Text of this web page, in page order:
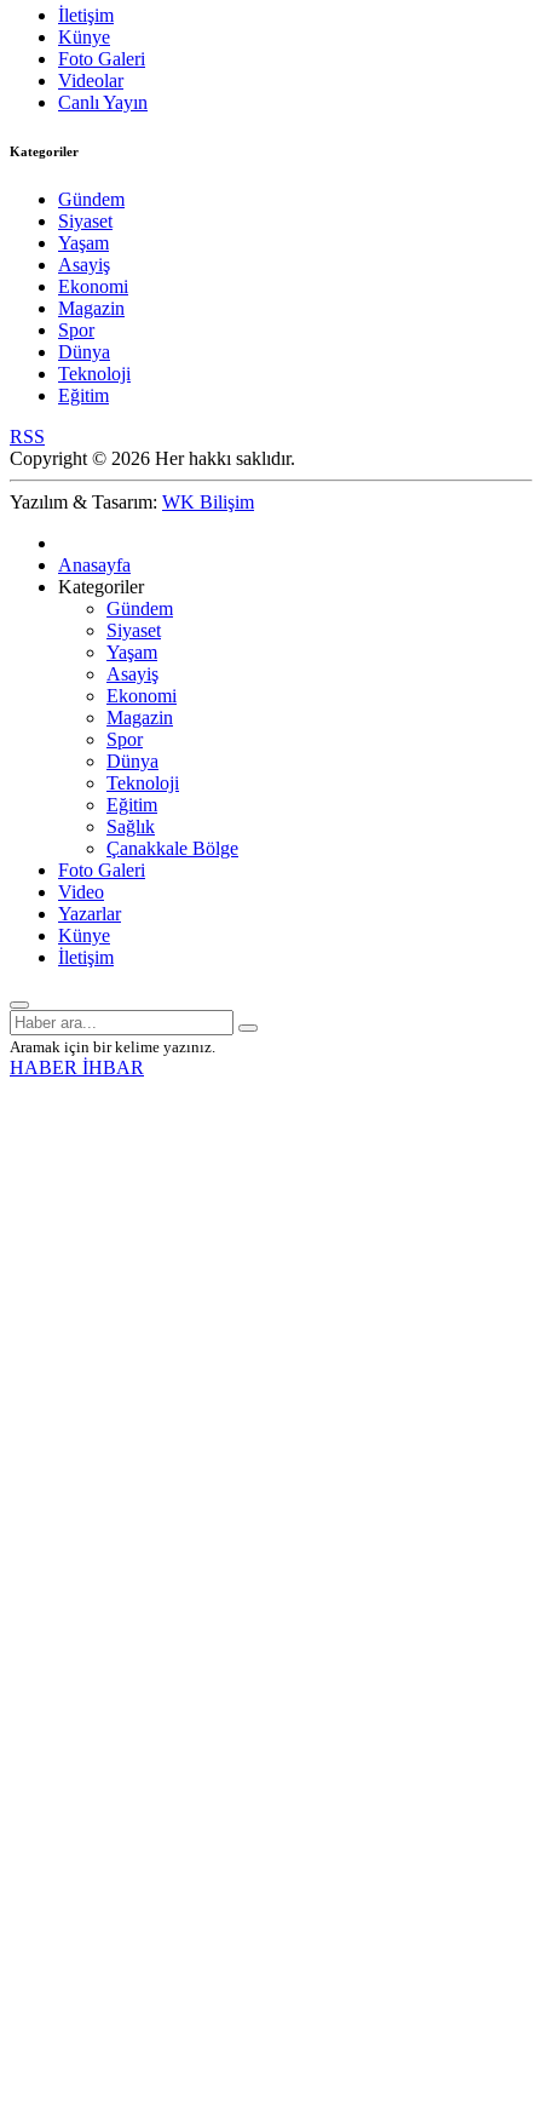
İletişim
Künye
Foto Galeri
Videolar
Canlı Yayın
Kategoriler
Gündem
Siyaset
Yaşam
Asayiş
Ekonomi
Magazin
Spor
Dünya
Teknoloji
Eğitim
RSS
Copyright © 2026 Her hakkı saklıdır.
Yazılım & Tasarım: WK Bilişim
Anasayfa
Kategoriler
Gündem
Siyaset
Yaşam
Asayiş
Ekonomi
Magazin
Spor
Dünya
Teknoloji
Eğitim
Sağlık
Çanakkale Bölge
Foto Galeri
Video
Yazarlar
Künye
İletişim
Aramak için bir kelime yazınız.
HABER İHBAR